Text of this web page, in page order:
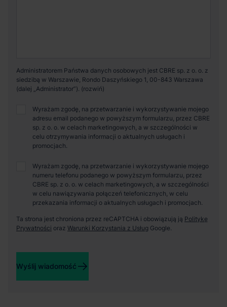
Administratorem Państwa danych osobowych jest CBRE sp. z o. o. z
siedzibą w Warszawie, Rondo Daszyńskiego 1, 00-843 Warszawa
(dalej „Administrator”).
Wyrażam zgodę, na przetwarzanie i wykorzystywanie mojego
adresu email podanego w powyższym formularzu, przez CBRE
sp. z o. o. w celach marketingowych, a w szczególności w
celu otrzymywania informacji o aktualnych usługach i
promocjach.
Wyrażam zgodę, na przetwarzanie i wykorzystywanie mojego
numeru telefonu podanego w powyższym formularzu, przez
CBRE sp. z o. o. w celach marketingowych, a w szczególności
w celu nawiązywania połączeń telefonicznych, w celu
przekazania informacji o aktualnych usługach i promocjach.
Ta strona jest chroniona przez reCAPTCHA i obowiązują ją Politykę
Prywatności oraz Warunki Korzystania z Usług Google.
Wyślij wiadomość